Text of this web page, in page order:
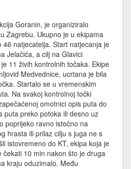
Goranin, je organiziralo
Zagrebu. Ukupno je u ekipama
46 natjecatelja. Start natjecanja je
Jelačića, a cilj na Glavici
11 živih kontrolnih točaka. Ekipe
Medvednice, ucrtana je bila
Startalo se u vremenskim
Na svakoj kontrolnoj točki
omotnici opis puta do
puta preko potoka ili desno uz
poprijeko ravno istočno na
hrasta ili prilaz cilju s juga ne s
istovremeno do KT, ekipa koja je
čekati 10 min nakon što je druga
kraju oduzimalo. Među